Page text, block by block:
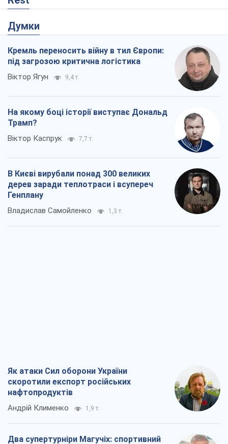
Думки
Кремль переносить війну в тил Європи:
під загрозою критична логістика
Віктор Ягун 9,4 т.
На якому боці історії виступає Дональд
Трамп?
Віктор Каспрук 7,7 т.
В Києві вирубали понад 300 великих
дерев заради теплотраси і всупереч
Генплану
Владислав Самойленко 1,3 т.
Як атаки Сил оборони України
скоротили експорт російських
нафтопродуктів
Андрій Клименко 1,9 т.
Два супертурніри Магучіх: спортивний